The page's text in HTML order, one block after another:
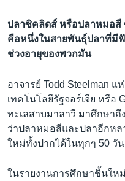
ปลาซิคลิดส์ หรือปลาหมอสี
คือหนึ่งในสายพันธุ์ปลาที่มี
ช่วงอายุของพวกมัน
อาจารย์ Todd Steelman
เทคโนโลยีรัฐจอร์เจีย หรือ
ทะเลสาบมาลาวี มาศึกษา
ว่าปลาหมอสีและปลาอีกห
ใหม่ทั้งปากได้ในทุกๆ 50 วัน
ในรายงานการศึกษาชิ้นให